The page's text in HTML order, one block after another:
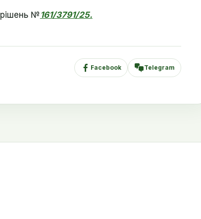
№ 161/3791/25.
Facebook Telegram